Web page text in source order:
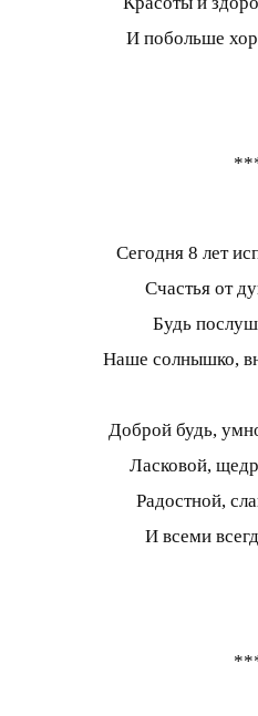
И побольше
Сегодня 8 лет
Счастья от
Будь
Наше солнышко,
Доброй будь,
Ласковой,
Радостной,
И всеми